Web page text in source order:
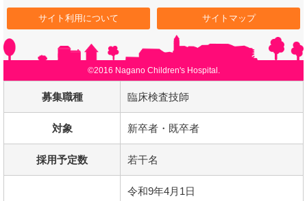
サイト利用について サイトマップ
©2016 Nagano Children's Hospital.
募集職種 臨床検査技師
対象 新卒者・既卒者
採用予定数 若干名
令和9年4月1日